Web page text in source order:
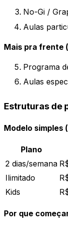
No-Gi /
Aulas
Mais pra frente
Programa
Aulas
Estruturas de
Modelo simples
Plano
2 dias/semana
Ilimitado
Kids
Por que